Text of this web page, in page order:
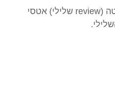
לידיעתך אם הלקוחה תרצה להשאיר לך review של שלושה כוכבים ומטה (review שלילי) אטסי